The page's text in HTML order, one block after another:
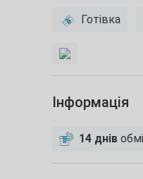
Готівка
Інформація
14 днів